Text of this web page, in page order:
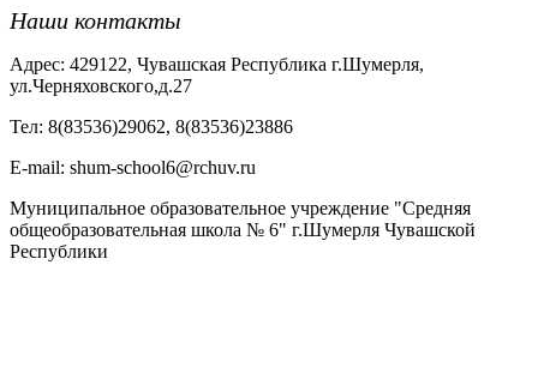
Наши контакты
Адрес: 429122, Чувашская Республика г.Шумерля,
ул.Черняховского,д.27
Тел: 8(83536)29062, 8(83536)23886
Е-mail: shum-school6@rchuv.ru
Муниципальное образовательное учреждение "Средняя
общеобразовательная школа № 6" г.Шумерля Чувашской
Республики